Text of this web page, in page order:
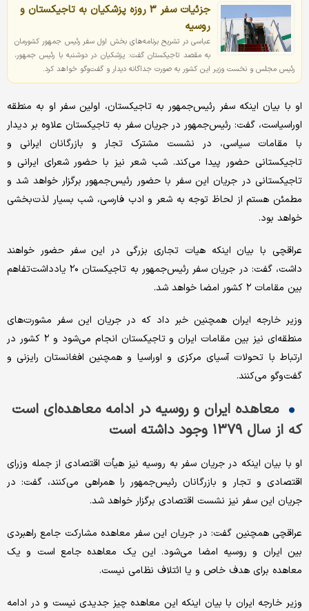
جزئیات سفر 3 روزه پزشکیان به تاجیکستان و
روسیه
عباسی در تشریح برنامه‌های بخش اول سفر رئیس جمهور کشورمان
به مقصد تاجیکستان گفت: پزشکیان در دوشنبه با رئیس جمهور،
رئیس مجلس و نخست وزیر این کشور به صورت جداگانه دیدار و گفت‌وگو خواهد کرد.
او با بیان اینکه سفر رئیس‌جمهور به تاجیکستان، اولین سفر او به منطقه
اوراسیاست، گفت: رئیس‌جمهور در جریان سفر به تاجیکستان علاوه بر دیدار
با مقامات سیاسی، در نشست مشترک تجار و بازرگانان ایرانی و
تاجیکستانی حضور پیدا می‌کند. شب شعر نیز با حضور شعرای ایرانی و
تاجیکستانی در جریان این سفر با حضور رئیس‌جمهور برگزار خواهد شد و
مطمئن هستم از لحاظ توجه به شعر و ادب فارسی، شب بسیار لذت‌بخشی
خواهد بود.
عراقچی با بیان اینکه هیات تجاری بزرگی در این سفر حضور خواهند
داشت، گفت: در جریان سفر رئیس‌جمهور به تاجیکستان ۲۰ یادداشت‌تفاهم
بین مقامات ۲ کشور امضا خواهد شد.
وزیر خارجه ایران همچنین خبر داد که در جریان این سفر مشورت‌های
منطقه‌ای نیز بین مقامات ایران و تاجیکستان انجام می‌شود و ۲ کشور در
ارتباط با تحولات آسیای مرکزی و اوراسیا و همچنین افغانستان رایزنی و
گفت‌وگو می‌کنند.
معاهده ایران و روسیه در ادامه معاهده‌ای است
که از سال ۱۳۷۹ وجود داشته است
او با بیان اینکه در جریان سفر به روسیه نیز هیأت اقتصادی از جمله وزرای
اقتصادی و تجار و بازرگانان رئیس‌جمهور را همراهی می‌کنند، گفت: در
جریان این سفر نیز نشست اقتصادی برگزار خواهد شد.
عراقچی همچنین گفت: در جریان این سفر معاهده مشارکت جامع راهبردی
بین ایران و روسیه امضا می‌شود. این یک معاهده جامع است و یک
معاهده برای هدف خاص و یا ائتلاف نظامی نیست.
وزیر خارجه ایران با بیان اینکه این معاهده چیز جدیدی نیست و در ادامه